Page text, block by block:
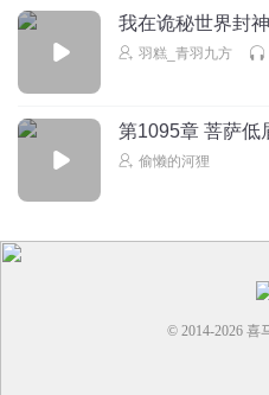
我在诡秘世界封
羽糕_青羽九方
第1095章 菩萨低
偷懒的河狸
© 2014-2026 喜